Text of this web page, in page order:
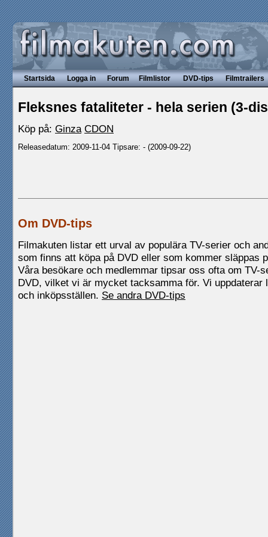
Startsida Logga in Forum Filmlistor DVD-tips Filmtrailers
Fleksnes fataliteter - hela serien (3-
Köp på: Ginza CDON
Releasedatum: 2009-11-04 Tipsare: - (2009-09-22)
Om DVD-tips
Filmakuten listar ett urval av populära TV-serier och
som finns att köpa på DVD eller som kommer släppas
Våra besökare och medlemmar tipsar oss ofta om TV-
DVD, vilket vi är mycket tacksamma för. Vi uppdaterar
och inköpsställen. Se andra DVD-tips